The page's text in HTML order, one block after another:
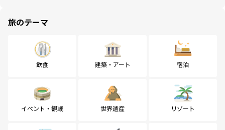
旅のテーマ
飲食 建築・アート 宿泊
イベント・観戦 世界遺産 リゾート